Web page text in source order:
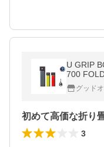
U GRIP
700
グッド
3